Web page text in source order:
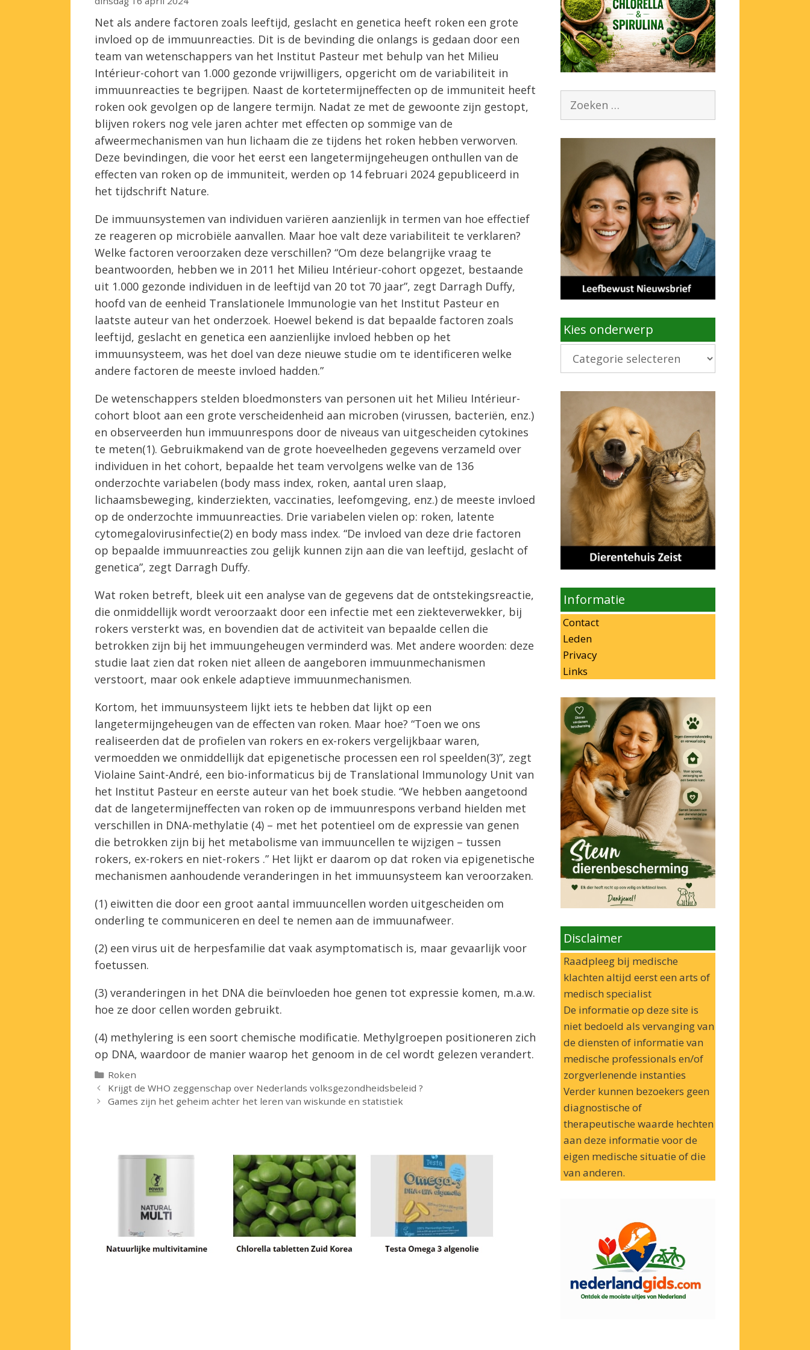
Net als andere factoren zoals leeftijd, geslacht en genetica heeft roken een grote
invloed op de immuunreacties. Dit is de bevinding die onlangs is gedaan door een
team van wetenschappers van het Institut Pasteur met behulp van het Milieu
Intérieur-cohort van 1.000 gezonde vrijwilligers, opgericht om de variabiliteit in
immuunreacties te begrijpen. Naast de kortetermijneffecten op de immuniteit heeft
roken ook gevolgen op de langere termijn. Nadat ze met de gewoonte zijn gestopt,
blijven rokers nog vele jaren achter met effecten op sommige van de
afweermechanismen van hun lichaam die ze tijdens het roken hebben verworven.
Deze bevindingen, die voor het eerst een langetermijngeheugen onthullen van de
effecten van roken op de immuniteit, werden op 14 februari 2024 gepubliceerd in
het tijdschrift Nature.
De immuunsystemen van individuen variëren aanzienlijk in termen van hoe effectief
ze reageren op microbiële aanvallen. Maar hoe valt deze variabiliteit te verklaren?
Welke factoren veroorzaken deze verschillen? “Om deze belangrijke vraag te
beantwoorden, hebben we in 2011 het Milieu Intérieur-cohort opgezet, bestaande
uit 1.000 gezonde individuen in de leeftijd van 20 tot 70 jaar”, zegt Darragh Duffy,
hoofd van de eenheid Translationele Immunologie van het Institut Pasteur en
laatste auteur van het onderzoek. Hoewel bekend is dat bepaalde factoren zoals
leeftijd, geslacht en genetica een aanzienlijke invloed hebben op het
immuunsysteem, was het doel van deze nieuwe studie om te identificeren welke
andere factoren de meeste invloed hadden.”
De wetenschappers stelden bloedmonsters van personen uit het Milieu Intérieur-
cohort bloot aan een grote verscheidenheid aan microben (virussen, bacteriën, enz.)
en observeerden hun immuunrespons door de niveaus van uitgescheiden cytokines
te meten(1). Gebruikmakend van de grote hoeveelheden gegevens verzameld over
individuen in het cohort, bepaalde het team vervolgens welke van de 136
onderzochte variabelen (body mass index, roken, aantal uren slaap,
lichaamsbeweging, kinderziekten, vaccinaties, leefomgeving, enz.) de meeste invloed
op de onderzochte immuunreacties. Drie variabelen vielen op: roken, latente
cytomegalovirusinfectie(2) en body mass index. “De invloed van deze drie factoren
op bepaalde immuunreacties zou gelijk kunnen zijn aan die van leeftijd, geslacht of
genetica”, zegt Darragh Duffy.
Wat roken betreft, bleek uit een analyse van de gegevens dat de ontstekingsreactie,
die onmiddellijk wordt veroorzaakt door een infectie met een ziekteverwekker, bij
rokers versterkt was, en bovendien dat de activiteit van bepaalde cellen die
betrokken zijn bij het immuungeheugen verminderd was. Met andere woorden: deze
studie laat zien dat roken niet alleen de aangeboren immuunmechanismen
verstoort, maar ook enkele adaptieve immuunmechanismen.
Kortom, het immuunsysteem lijkt iets te hebben dat lijkt op een
langetermijngeheugen van de effecten van roken. Maar hoe? “Toen we ons
realiseerden dat de profielen van rokers en ex-rokers vergelijkbaar waren,
vermoedden we onmiddellijk dat epigenetische processen een rol speelden(3)”, zegt
Violaine Saint-André, een bio-informaticus bij de Translational Immunology Unit van
het Institut Pasteur en eerste auteur van het boek studie. “We hebben aangetoond
dat de langetermijneffecten van roken op de immuunrespons verband hielden met
verschillen in DNA-methylatie (4) – met het potentieel om de expressie van genen
die betrokken zijn bij het metabolisme van immuuncellen te wijzigen – tussen
rokers, ex-rokers en niet-rokers .” Het lijkt er daarom op dat roken via epigenetische
mechanismen aanhoudende veranderingen in het immuunsysteem kan veroorzaken.
(1) eiwitten die door een groot aantal immuuncellen worden uitgescheiden om
onderling te communiceren en deel te nemen aan de immuunafweer.
(2) een virus uit de herpesfamilie dat vaak asymptomatisch is, maar gevaarlijk voor
foetussen.
(3) veranderingen in het DNA die beïnvloeden hoe genen tot expressie komen, m.a.w.
hoe ze door cellen worden gebruikt.
(4) methylering is een soort chemische modificatie. Methylgroepen positioneren zich
op DNA, waardoor de manier waarop het genoom in de cel wordt gelezen verandert.
Categorieën
Roken
Krijgt de WHO zeggenschap over Nederlands volksgezondheidsbeleid ?
Games zijn het geheim achter het leren van wiskunde en statistiek
Zoek
Kies onderwerp
Kies
onderwerp
Informatie
Contact
Leden
Privacy
Links
Disclaimer
Raadpleeg bij medische
klachten altijd eerst een arts of
medisch specialist
De informatie op deze site is
niet bedoeld als vervanging van
de diensten of informatie van
medische professionals en/of
zorgverlenende instanties
Verder kunnen bezoekers geen
diagnostische of
therapeutische waarde hechten
aan deze informatie voor de
eigen medische situatie of die
van anderen.